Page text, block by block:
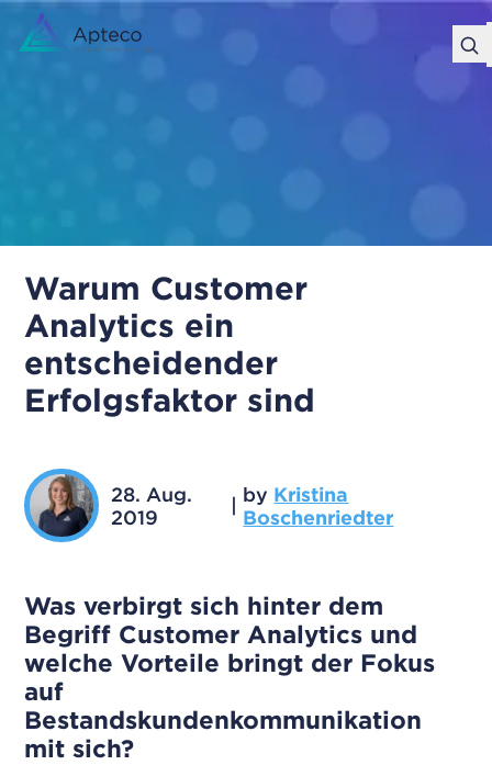
Warum Customer
Analytics ein
entscheidender
Erfolgsfaktor sind
28. Aug.
2019
by Kristina
Boschenriedter
Was verbirgt sich hinter dem
Begriff Customer Analytics und
welche Vorteile bringt der Fokus
auf
Bestandskundenkommunikation
mit sich?